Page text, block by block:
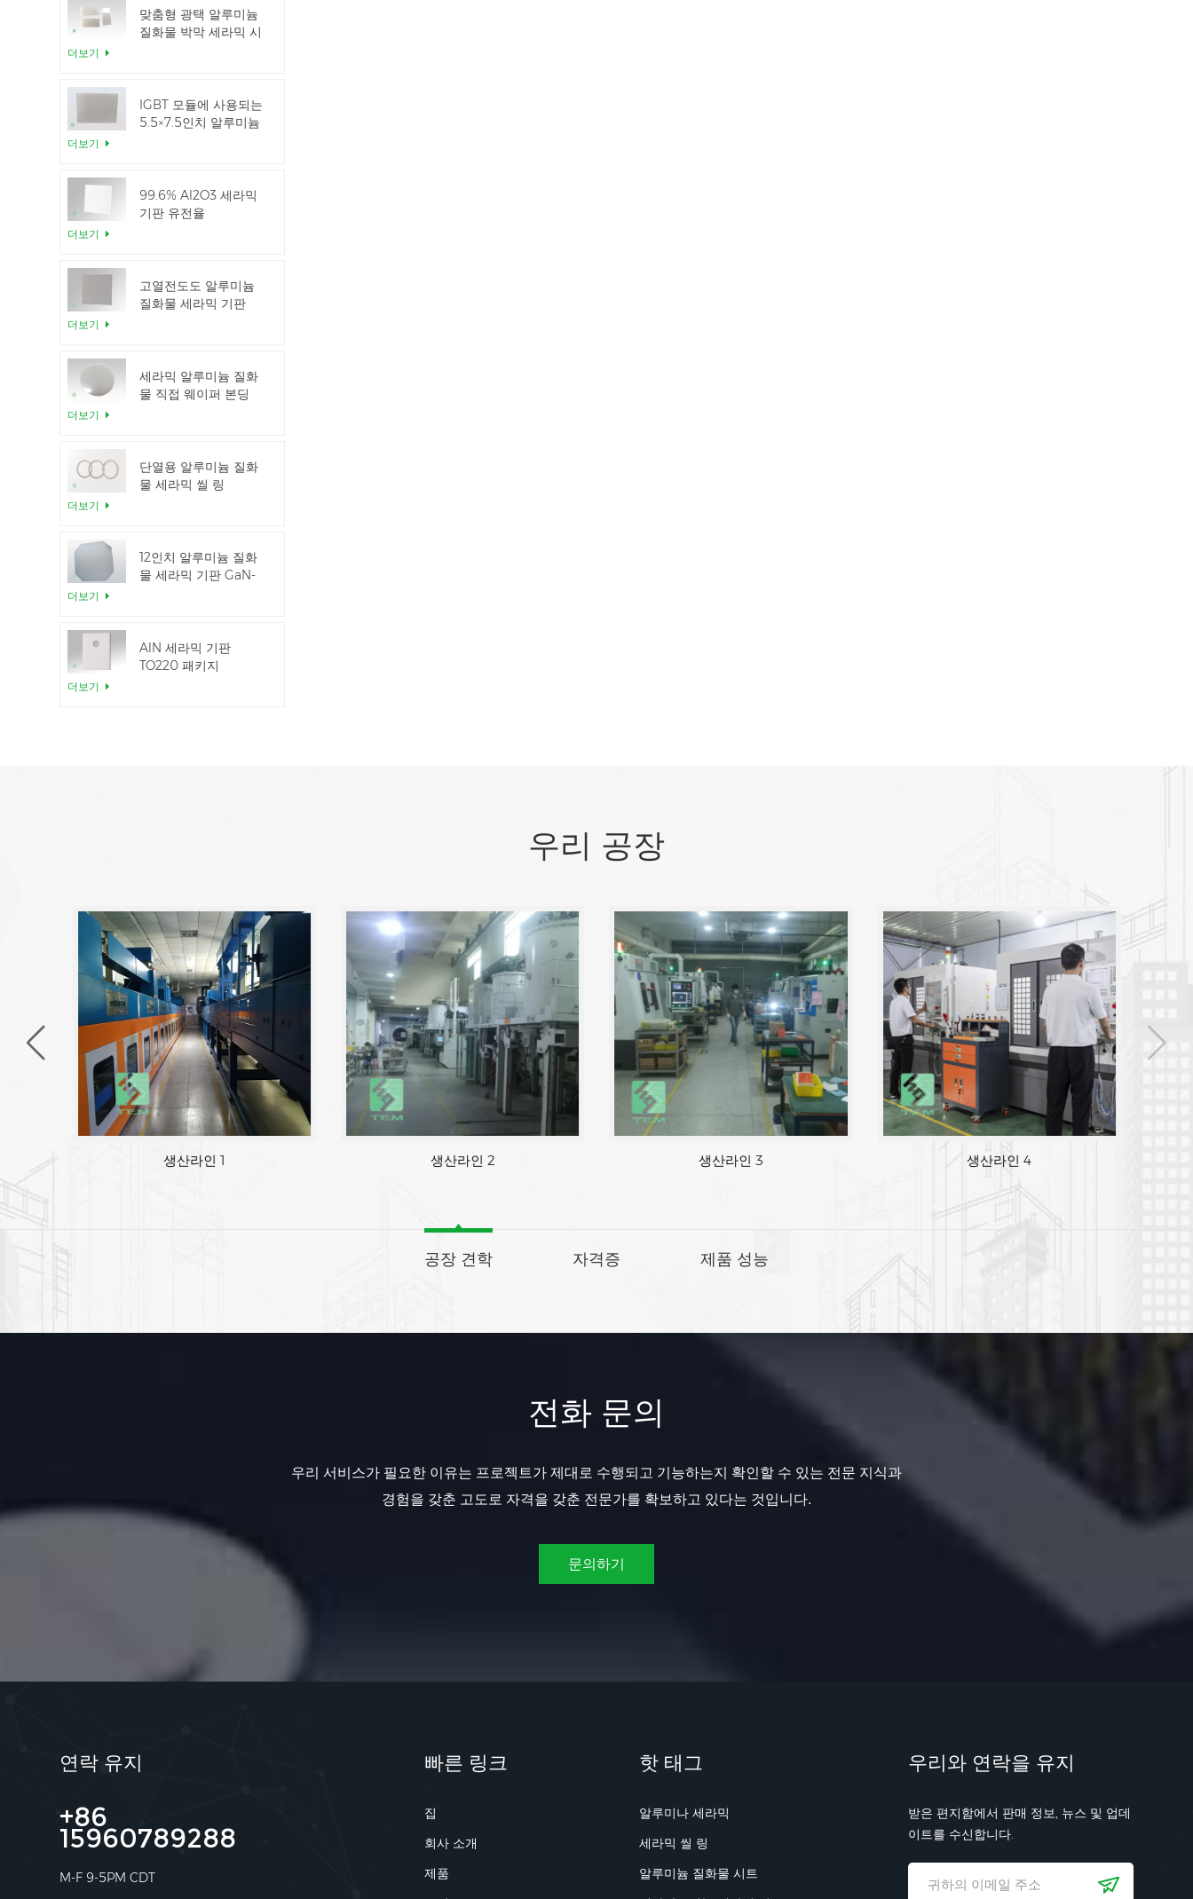
맞춤형 광택 알루미늄
질화물 박막 세라믹 시
더보기
IGBT 모듈에 사용되는
5.5×7.5인치 알루미늄
더보기
99.6% Al2O3 세라믹
기판 유전율
더보기
고열전도도 알루미늄
질화물 세라믹 기판
더보기
세라믹 알루미늄 질화
물 직접 웨이퍼 본딩
더보기
단열용 알루미늄 질화
물 세라믹 씰 링
더보기
12인치 알루미늄 질화
물 세라믹 기판 GaN-
더보기
AlN 세라믹 기판
TO220 패키지
더보기
우리 공장
공장 견학 자격증 제품 성능
전화 문의
우리 서비스가 필요한 이유는 프로젝트가 제대로 수행되고 기능하는지 확인할 수 있는 전문 지식과
경험을 갖춘 고도로 자격을 갖춘 전문가를 확보하고 있다는 것입니다.
문의하기
연락 유지
+86
15960789288
M-F 9-5PM CDT
빠른 링크
집
회사 소개
제품
핫 태그
알루미나 세라믹
세라믹 씰 링
알루미늄 질화물 시트
우리와 연락을 유지
받은 편지함에서 판매 정보, 뉴스 및 업데
이트를 수신합니다.